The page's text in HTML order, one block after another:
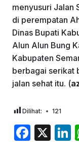
menyusuri Jalan
di perempatan
Dinas Bupati
Alun Alun Bung
Kabupaten
berbagai serikat
jalan sehat itu. (
Dilihat: 121
F
X